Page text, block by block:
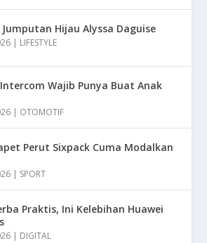
Jumputan Hijau Alyssa Daguise
| LIFESTYLE
Wajib Punya Buat Anak
| OTOMOTIF
Perut Sixpack Cuma Modalkan
| SPORT
Praktis, Ini Kelebihan Huawei
| DIGITAL